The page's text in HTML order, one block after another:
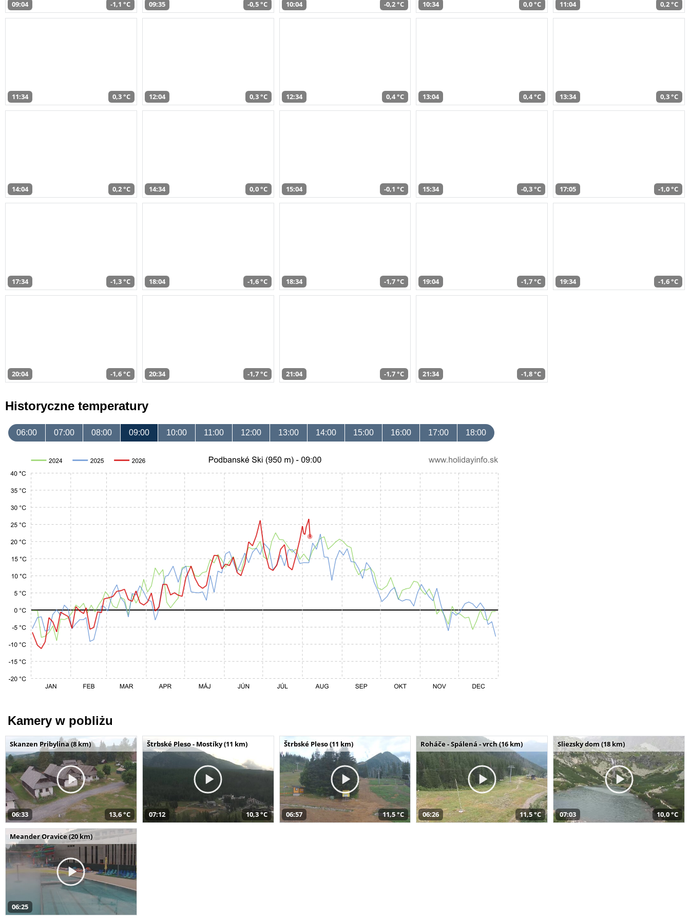
09:04 -1,1 °C 09:35 -0,5 °C 10:04 -0,2 °C 10:34 0,0 °C 11:04 0,2 °C
11:34 0,3 °C 12:04 0,3 °C 12:34 0,4 °C 13:04 0,4 °C 13:34 0,3 °C
14:04 0,2 °C 14:34 0,0 °C 15:04 -0,1 °C 15:34 -0,3 °C 17:05 -1,0 °C
17:34 -1,3 °C 18:04 -1,6 °C 18:34 -1,7 °C 19:04 -1,7 °C 19:34 -1,6 °C
20:04 -1,6 °C 20:34 -1,7 °C 21:04 -1,7 °C 21:34 -1,8 °C
Historyczne temperatury
06:00 07:00 08:00 09:00 10:00 11:00 12:00 13:00 14:00 15:00 16:00 17:00 18:00
Kamery w pobliżu
Skanzen Pribylina (8 km)
06:33 13,6 °C
Štrbské Pleso - Mostíky (11 km)
07:12 10,3 °C
Štrbské Pleso (11 km)
06:57 11,5 °C
Roháče - Spálená - vrch (16 km)
06:26 11,5 °C
Sliezsky dom (18 km)
07:03 10,0 °C
Meander Oravice (20 km)
06:25